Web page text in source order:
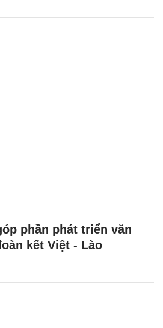
phần phát triển văn
kết Việt - Lào